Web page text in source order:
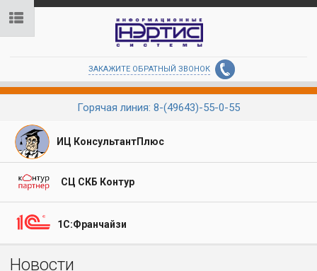
ЗАКАЖИТЕ ОБРАТНЫЙ ЗВОНОК
Горячая линия: 8-(49643)-55-0-55
ИЦ КонсультантПлюс
СЦ СКБ Контур
1С:Франчайзи
Новости